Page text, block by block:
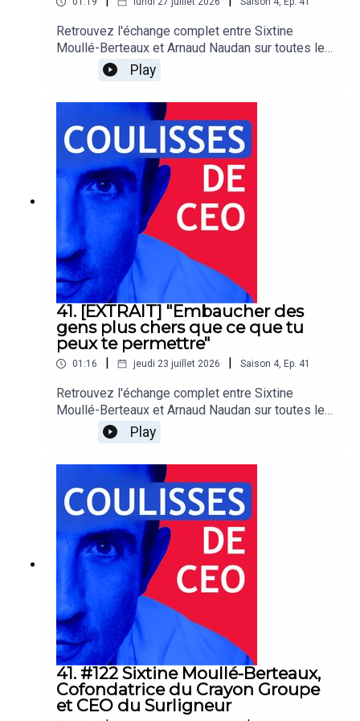
Retrouvez l'échange complet entre Sixtine
Moullé-Berteaux et Arnaud Naudan sur toutes les
plateformes d'écoute !Coulisses de CEO est un
podcast de BDO France
Play
41. [EXTRAIT] "Embaucher des
gens plus chers que ce que tu
peux te permettre"
01:16 jeudi 23 juillet 2026 Saison 4, Ep. 41
Retrouvez l'échange complet entre Sixtine
Moullé-Berteaux et Arnaud Naudan sur toutes les
plateformes d'écoute !Coulisses de CEO est un
podcast de BDO France
Play
41. #122 Sixtine Moullé-Berteaux,
Cofondatrice du Crayon Groupe
et CEO du Surligneur